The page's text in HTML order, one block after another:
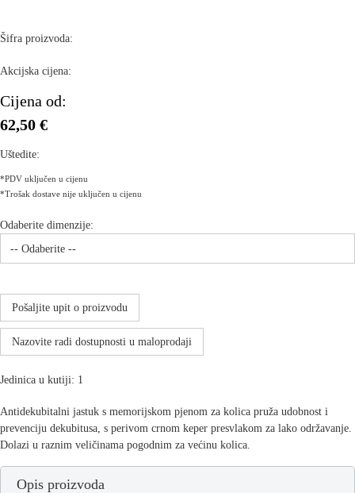
Šifra proizvoda:
Akcijska cijena:
Cijena od:
62,50 €
Uštedite:
*PDV uključen u cijenu
*Trošak dostave nije uključen u cijenu
Odaberite dimenzije:
Pošaljite upit o proizvodu
Nazovite radi dostupnosti u maloprodaji
Jedinica u kutiji: 1
Antidekubitalni jastuk s memorijskom pjenom za kolica pruža udobnost i
prevenciju dekubitusa, s perivom crnom keper presvlakom za lako održavanje.
Dolazi u raznim veličinama pogodnim za većinu kolica.
Opis proizvoda